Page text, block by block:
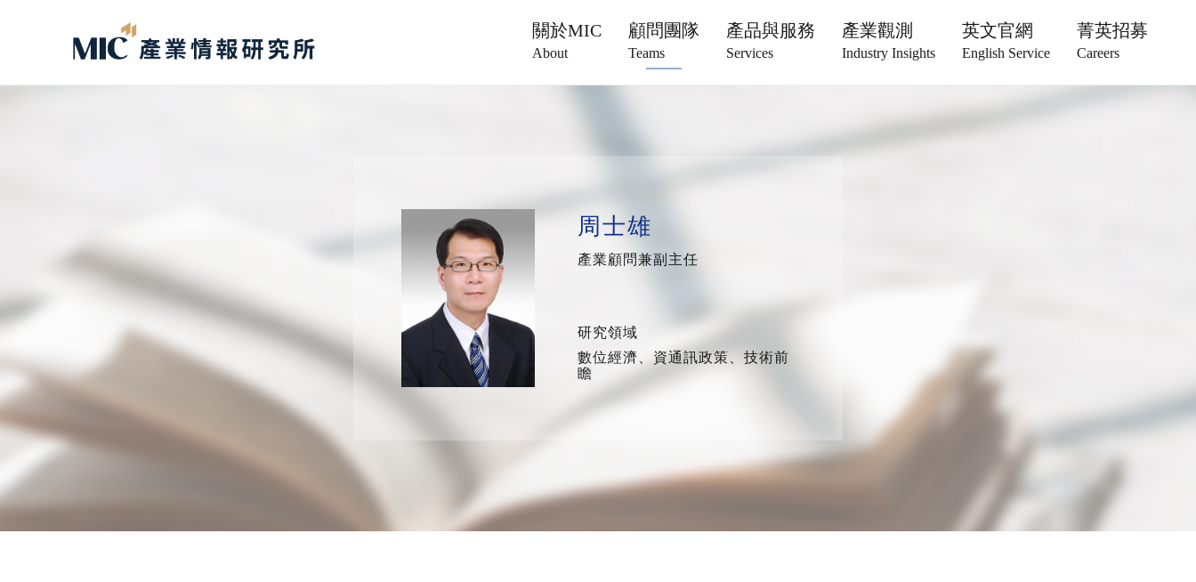
關於MIC
About
顧問團隊
Teams
產品與服務
Services
產業觀測
Industry Insights
英文官網
English Service
菁英招募
Careers
周士雄
產業顧問兼副主任
研究領域
數位經濟、資通訊政策、技術前
瞻